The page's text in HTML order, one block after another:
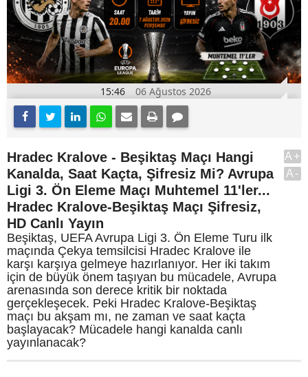
15:46 06 Ağustos 2026
Hradec Kralove - Beşiktaş Maçı Hangi
Kanalda, Saat Kaçta, Şifresiz Mi? Avrupa
Ligi 3. Ön Eleme Maçı Muhtemel 11'ler...
Hradec Kralove-Beşiktaş Maçı Şifresiz,
HD Canlı Yayın
Beşiktaş, UEFA Avrupa Ligi 3. Ön Eleme Turu ilk
maçında Çekya temsilcisi Hradec Kralove ile
karşı karşıya gelmeye hazırlanıyor. Her iki takım
için de büyük önem taşıyan bu mücadele, Avrupa
arenasında son derece kritik bir noktada
gerçekleşecek. Peki Hradec Kralove-Beşiktaş
maçı bu akşam mı, ne zaman ve saat kaçta
başlayacak? Mücadele hangi kanalda canlı
yayınlanacak?
A+
A-